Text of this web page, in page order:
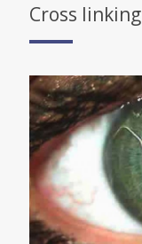
Cross linking